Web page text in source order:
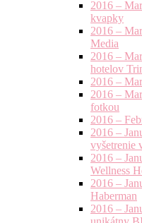
2016 –
kvapky
2016 –
Media
2016 –
hotelov
2016 –
2016 –
fotkou
2016 –
2016 –
vyšetrenie
2016 –
Wellness
2016 –
Haberman
2016 –